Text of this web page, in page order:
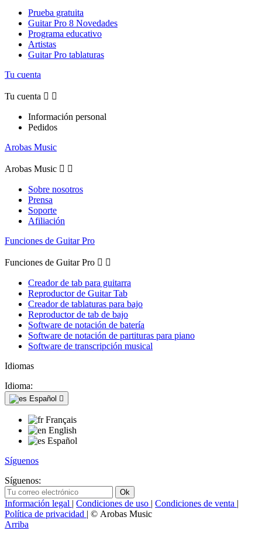
Prueba gratuita
Guitar Pro 8 Novedades
Programa educativo
Artistas
Guitar Pro tablaturas
Tu cuenta
Tu cuenta  
Información personal
Pedidos
Arobas Music
Arobas Music  
Sobre nosotros
Prensa
Soporte
Afiliación
Funciones de Guitar Pro
Funciones de Guitar Pro  
Creador de tab para guitarra
Reproductor de Guitar Tab
Creador de tablaturas para bajo
Reproductor de tab de bajo
Software de notación de batería
Software de notación de partituras para piano
Software de transcripción musical
Idiomas
Idioma:
Español 
Français
English
Español
Síguenos
Síguenos:
Información legal | Condiciones de uso | Condiciones de venta |
Política de privacidad | © Arobas Music
Arriba